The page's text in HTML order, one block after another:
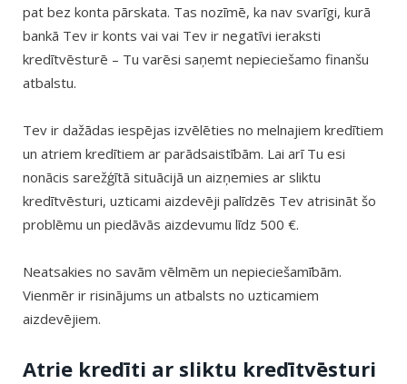
pat bez konta pārskata. Tas nozīmē, ka nav svarīgi, kurā
bankā Tev ir konts vai vai Tev ir negatīvi ieraksti
kredītvēsturē – Tu varēsi saņemt nepieciešamo finanšu
atbalstu.
Tev ir dažādas iespējas izvēlēties no melnajiem kredītiem
un atriem kredītiem ar parādsaistībām. Lai arī Tu esi
nonācis sarežģītā situācijā un aizņemies ar sliktu
kredītvēsturi, uzticami aizdevēji palīdzēs Tev atrisināt šo
problēmu un piedāvās aizdevumu līdz 500 €.
Neatsakies no savām vēlmēm un nepieciešamībām.
Vienmēr ir risinājums un atbalsts no uzticamiem
aizdevējiem.
Atrie kredīti ar sliktu kredītvēsturi